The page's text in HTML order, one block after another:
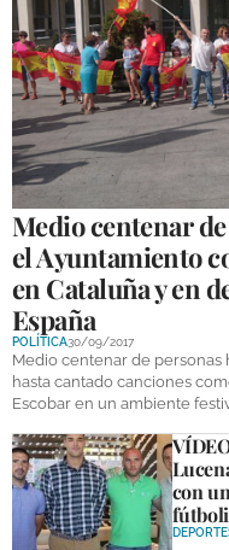
OBRAS
NECROLÓGICAS
GALERÍAS
Medio centenar
el Ayuntamiento
en Cataluña y en
España
POLÍTICA30/09/2017
Medio centenar de personas
hasta cantado canciones
Escobar en un ambiente
con